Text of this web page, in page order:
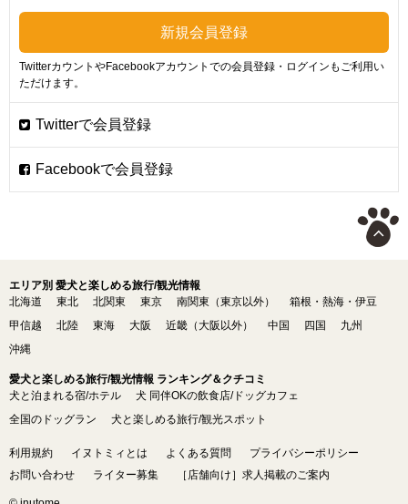
TwitterカウントやFacebookアカウントでの会員登録・ログインもご利用い
ただけます。
エリア別 愛犬と楽しめる旅行/観光情報
北海道
東北 北関東 東京 南関東（東京以外）
箱根・熱海・伊豆
甲信越
北陸 東海 大阪 近畿（大阪以外） 中国 四国
九州
沖縄
愛犬と楽しめる旅行/観光情報 ランキング＆クチコミ
犬と泊まれる宿/ホテル
犬 同伴OKの飲食店/ドッグカフェ
全国のドッグラン
犬と楽しめる旅行/観光スポット
利用規約 イヌトミィとは よくある質問
プライバシーポリシー
お問い合わせ
ライター募集 ［店舗向け］求人掲載のご案内